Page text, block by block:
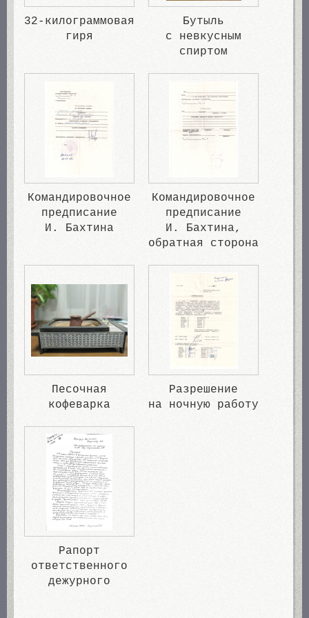
32-килограммовая
гиря
Бутыль
с невкусным
спиртом
Командировочное
предписание
И. Бахтина
Командировочное
предписание
И. Бахтина,
обратная сторона
Песочная
кофеварка
Разрешение
на ночную работу
Рапорт
ответственного
дежурного